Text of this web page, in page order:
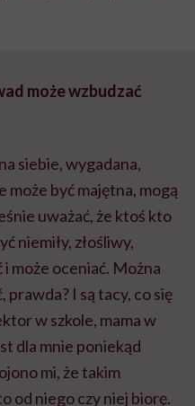
może wzbudzać
siebie, wygadana,
być majętna, mogą
uważać, że ktoś kto
niemiły, złośliwy,
może oceniać. Można
prawda? I są tacy, co się
w szkole, mama w
dla mnie poniekąd
mi, że takim
od niego czy niej biorę.